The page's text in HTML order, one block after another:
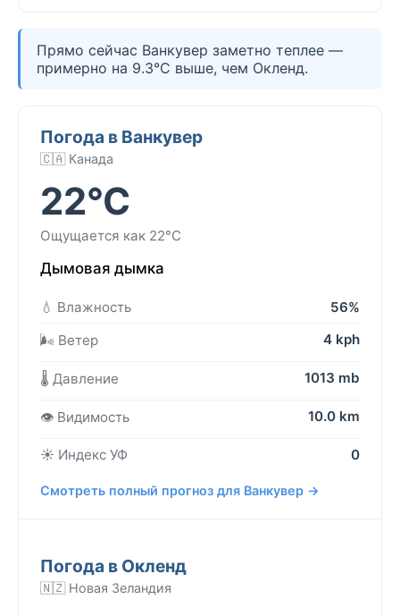
Прямо сейчас Ванкувер заметно теплее —
примерно на 9.3°C выше, чем Окленд.
Погода в Ванкувер
🇨🇦 Канада
22°C
Ощущается как 22°C
Дымовая дымка
💧 Влажность
56%
🌬️ Ветер
4 kph
🌡️ Давление 1013 mb
👁️ Видимость 10.0 km
☀️ Индекс УФ 0
Смотреть полный прогноз для Ванкувер →
Погода в Окленд
🇳🇿 Новая Зеландия